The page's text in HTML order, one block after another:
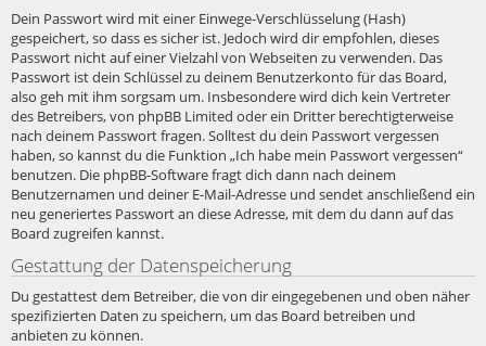
Dein Passwort wird mit einer Einwege-Verschlüsselung (Hash)
gespeichert, so dass es sicher ist. Jedoch wird dir empfohlen, dieses
Passwort nicht auf einer Vielzahl von Webseiten zu verwenden. Das
Passwort ist dein Schlüssel zu deinem Benutzerkonto für das Board,
also geh mit ihm sorgsam um. Insbesondere wird dich kein Vertreter
des Betreibers, von phpBB Limited oder ein Dritter berechtigterweise
nach deinem Passwort fragen. Solltest du dein Passwort vergessen
haben, so kannst du die Funktion „Ich habe mein Passwort vergessen“
benutzen. Die phpBB-Software fragt dich dann nach deinem
Benutzernamen und deiner E-Mail-Adresse und sendet anschließend ein
neu generiertes Passwort an diese Adresse, mit dem du dann auf das
Board zugreifen kannst.
Gestattung der Datenspeicherung
Du gestattest dem Betreiber, die von dir eingegebenen und oben näher
spezifizierten Daten zu speichern, um das Board betreiben und
anbieten zu können.